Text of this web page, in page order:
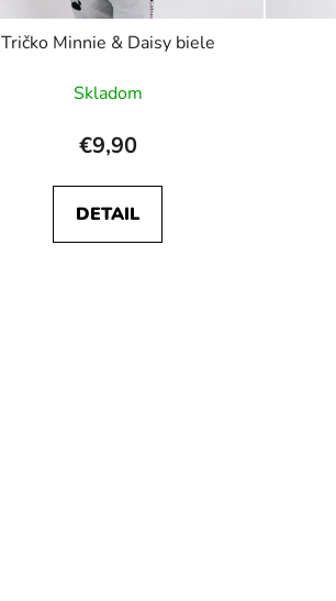
Tričko Minnie & Daisy biele
Skladom
€9,90
DETAIL